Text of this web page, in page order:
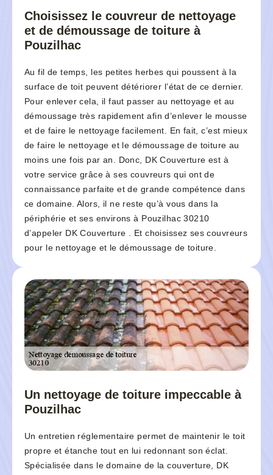
Choisissez le couvreur de nettoyage
et de démoussage de toiture à
Pouzilhac
Au fil de temps, les petites herbes qui poussent à la
surface de toit peuvent détériorer l’état de ce dernier.
Pour enlever cela, il faut passer au nettoyage et au
démoussage très rapidement afin d’enlever le mousse
et de faire le nettoyage facilement. En fait, c’est mieux
de faire le nettoyage et le démoussage de toiture au
moins une fois par an. Donc, DK Couverture est à
votre service grâce à ses couvreurs qui ont de
connaissance parfaite et de grande compétence dans
ce domaine. Alors, il ne reste qu’à vous dans la
périphérie et ses environs à Pouzilhac 30210
d’appeler DK Couverture . Et choisissez ses couvreurs
pour le nettoyage et le démoussage de toiture.
Un nettoyage de toiture impeccable à
Pouzilhac
Un entretien réglementaire permet de maintenir le toit
propre et étanche tout en lui redonnant son éclat.
Spécialisée dans le domaine de la couverture, DK